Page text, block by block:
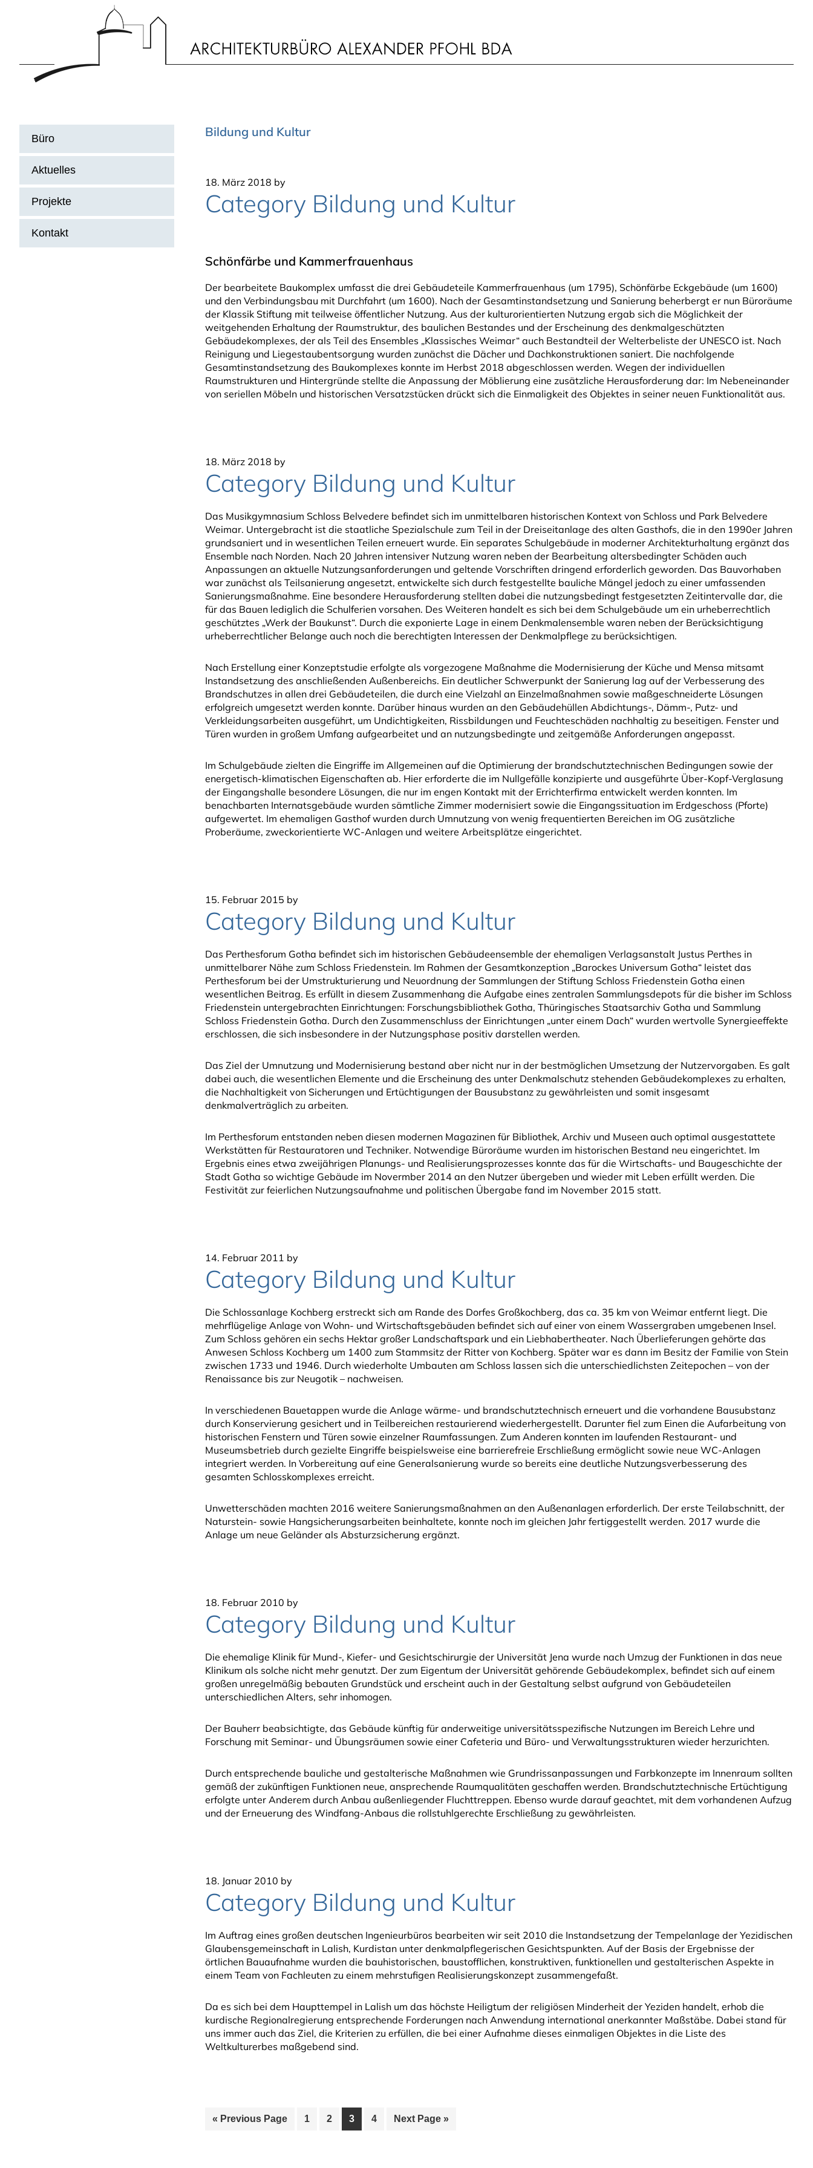
Bildung und Kultur
18. März 2018 by
Category Bildung und Kultur
Schönfärbe und Kammerfrauenhaus
Der bearbeitete Baukomplex umfasst die drei Gebäudeteile Kammerfrauenhaus (um 1795), Schönfärbe Eckgebäude (um 1600)
und den Verbindungsbau mit Durchfahrt (um 1600). Nach der Gesamtinstandsetzung und Sanierung beherbergt er nun Büroräume
der Klassik Stiftung mit teilweise öffentlicher Nutzung. Aus der kulturorientierten Nutzung ergab sich die Möglichkeit der
weitgehenden Erhaltung der Raumstruktur, des baulichen Bestandes und der Erscheinung des denkmalgeschützten
Gebäudekomplexes, der als Teil des Ensembles „Klassisches Weimar“ auch Bestandteil der Welterbeliste der UNESCO ist. Nach
Reinigung und Liegestaubentsorgung wurden zunächst die Dächer und Dachkonstruktionen saniert. Die nachfolgende
Gesamtinstandsetzung des Baukomplexes konnte im Herbst 2018 abgeschlossen werden. Wegen der individuellen
Raumstrukturen und Hintergründe stellte die Anpassung der Möblierung eine zusätzliche Herausforderung dar: Im Nebeneinander
von seriellen Möbeln und historischen Versatzstücken drückt sich die Einmaligkeit des Objektes in seiner neuen Funktionalität aus.
18. März 2018 by
Category Bildung und Kultur
Das Musikgymnasium Schloss Belvedere befindet sich im unmittelbaren historischen Kontext von Schloss und Park Belvedere
Weimar. Untergebracht ist die staatliche Spezialschule zum Teil in der Dreiseitanlage des alten Gasthofs, die in den 1990er Jahren
grundsaniert und in wesentlichen Teilen erneuert wurde. Ein separates Schulgebäude in moderner Architekturhaltung ergänzt das
Ensemble nach Norden. Nach 20 Jahren intensiver Nutzung waren neben der Bearbeitung altersbedingter Schäden auch
Anpassungen an aktuelle Nutzungsanforderungen und geltende Vorschriften dringend erforderlich geworden. Das Bauvorhaben
war zunächst als Teilsanierung angesetzt, entwickelte sich durch festgestellte bauliche Mängel jedoch zu einer umfassenden
Sanierungsmaßnahme. Eine besondere Herausforderung stellten dabei die nutzungsbedingt festgesetzten Zeitintervalle dar, die
für das Bauen lediglich die Schulferien vorsahen. Des Weiteren handelt es sich bei dem Schulgebäude um ein urheberrechtlich
geschütztes „Werk der Baukunst“. Durch die exponierte Lage in einem Denkmalensemble waren neben der Berücksichtigung
urheberrechtlicher Belange auch noch die berechtigten Interessen der Denkmalpflege zu berücksichtigen.
Nach Erstellung einer Konzeptstudie erfolgte als vorgezogene Maßnahme die Modernisierung der Küche und Mensa mitsamt
Instandsetzung des anschließenden Außenbereichs. Ein deutlicher Schwerpunkt der Sanierung lag auf der Verbesserung des
Brandschutzes in allen drei Gebäudeteilen, die durch eine Vielzahl an Einzelmaßnahmen sowie maßgeschneiderte Lösungen
erfolgreich umgesetzt werden konnte. Darüber hinaus wurden an den Gebäudehüllen Abdichtungs-, Dämm-, Putz- und
Verkleidungsarbeiten ausgeführt, um Undichtigkeiten, Rissbildungen und Feuchteschäden nachhaltig zu beseitigen. Fenster und
Türen wurden in großem Umfang aufgearbeitet und an nutzungsbedingte und zeitgemäße Anforderungen angepasst.
Im Schulgebäude zielten die Eingriffe im Allgemeinen auf die Optimierung der brandschutztechnischen Bedingungen sowie der
energetisch-klimatischen Eigenschaften ab. Hier erforderte die im Nullgefälle konzipierte und ausgeführte Über-Kopf-Verglasung
der Eingangshalle besondere Lösungen, die nur im engen Kontakt mit der Errichterfirma entwickelt werden konnten. Im
benachbarten Internatsgebäude wurden sämtliche Zimmer modernisiert sowie die Eingangssituation im Erdgeschoss (Pforte)
aufgewertet. Im ehemaligen Gasthof wurden durch Umnutzung von wenig frequentierten Bereichen im OG zusätzliche
Proberäume, zweckorientierte WC-Anlagen und weitere Arbeitsplätze eingerichtet.
15. Februar 2015 by
Category Bildung und Kultur
Das Perthesforum Gotha befindet sich im historischen Gebäudeensemble der ehemaligen Verlagsanstalt Justus Perthes in
unmittelbarer Nähe zum Schloss Friedenstein. Im Rahmen der Gesamtkonzeption „Barockes Universum Gotha“ leistet das
Perthesforum bei der Umstrukturierung und Neuordnung der Sammlungen der Stiftung Schloss Friedenstein Gotha einen
wesentlichen Beitrag. Es erfüllt in diesem Zusammenhang die Aufgabe eines zentralen Sammlungsdepots für die bisher im Schloss
Friedenstein untergebrachten Einrichtungen: Forschungsbibliothek Gotha, Thüringisches Staatsarchiv Gotha und Sammlung
Schloss Friedenstein Gotha. Durch den Zusammenschluss der Einrichtungen „unter einem Dach“ wurden wertvolle Synergieeffekte
erschlossen, die sich insbesondere in der Nutzungsphase positiv darstellen werden.
Das Ziel der Umnutzung und Modernisierung bestand aber nicht nur in der bestmöglichen Umsetzung der Nutzervorgaben. Es galt
dabei auch, die wesentlichen Elemente und die Erscheinung des unter Denkmalschutz stehenden Gebäudekomplexes zu erhalten,
die Nachhaltigkeit von Sicherungen und Ertüchtigungen der Bausubstanz zu gewährleisten und somit insgesamt
denkmalverträglich zu arbeiten.
Im Perthesforum entstanden neben diesen modernen Magazinen für Bibliothek, Archiv und Museen auch optimal ausgestattete
Werkstätten für Restauratoren und Techniker. Notwendige Büroräume wurden im historischen Bestand neu eingerichtet. Im
Ergebnis eines etwa zweijährigen Planungs- und Realisierungsprozesses konnte das für die Wirtschafts- und Baugeschichte der
Stadt Gotha so wichtige Gebäude im Novermber 2014 an den Nutzer übergeben und wieder mit Leben erfüllt werden. Die
Festivität zur feierlichen Nutzungsaufnahme und politischen Übergabe fand im November 2015 statt.
14. Februar 2011 by
Category Bildung und Kultur
Die Schlossanlage Kochberg erstreckt sich am Rande des Dorfes Großkochberg, das ca. 35 km von Weimar entfernt liegt. Die
mehrflügelige Anlage von Wohn- und Wirtschaftsgebäuden befindet sich auf einer von einem Wassergraben umgebenen Insel.
Zum Schloss gehören ein sechs Hektar großer Landschaftspark und ein Liebhabertheater. Nach Überlieferungen gehörte das
Anwesen Schloss Kochberg um 1400 zum Stammsitz der Ritter von Kochberg. Später war es dann im Besitz der Familie von Stein
zwischen 1733 und 1946. Durch wiederholte Umbauten am Schloss lassen sich die unterschiedlichsten Zeitepochen – von der
Renaissance bis zur Neugotik – nachweisen.
In verschiedenen Bauetappen wurde die Anlage wärme- und brandschutztechnisch erneuert und die vorhandene Bausubstanz
durch Konservierung gesichert und in Teilbereichen restaurierend wiederhergestellt. Darunter fiel zum Einen die Aufarbeitung von
historischen Fenstern und Türen sowie einzelner Raumfassungen. Zum Anderen konnten im laufenden Restaurant- und
Museumsbetrieb durch gezielte Eingriffe beispielsweise eine barrierefreie Erschließung ermöglicht sowie neue WC-Anlagen
integriert werden. In Vorbereitung auf eine Generalsanierung wurde so bereits eine deutliche Nutzungsverbesserung des
gesamten Schlosskomplexes erreicht.
Unwetterschäden machten 2016 weitere Sanierungsmaßnahmen an den Außenanlagen erforderlich. Der erste Teilabschnitt, der
Naturstein- sowie Hangsicherungsarbeiten beinhaltete, konnte noch im gleichen Jahr fertiggestellt werden. 2017 wurde die
Anlage um neue Geländer als Absturzsicherung ergänzt.
18. Februar 2010 by
Category Bildung und Kultur
Die ehemalige Klinik für Mund-, Kiefer- und Gesichtschirurgie der Universität Jena wurde nach Umzug der Funktionen in das neue
Klinikum als solche nicht mehr genutzt. Der zum Eigentum der Universität gehörende Gebäudekomplex, befindet sich auf einem
großen unregelmäßig bebauten Grundstück und erscheint auch in der Gestaltung selbst aufgrund von Gebäudeteilen
unterschiedlichen Alters, sehr inhomogen.
Der Bauherr beabsichtigte, das Gebäude künftig für anderweitige universitätsspezifische Nutzungen im Bereich Lehre und
Forschung mit Seminar- und Übungsräumen sowie einer Cafeteria und Büro- und Verwaltungsstrukturen wieder herzurichten.
Durch entsprechende bauliche und gestalterische Maßnahmen wie Grundrissanpassungen und Farbkonzepte im Innenraum sollten
gemäß der zukünftigen Funktionen neue, ansprechende Raumqualitäten geschaffen werden. Brandschutztechnische Ertüchtigung
erfolgte unter Anderem durch Anbau außenliegender Fluchttreppen. Ebenso wurde darauf geachtet, mit dem vorhandenen Aufzug
und der Erneuerung des Windfang-Anbaus die rollstuhlgerechte Erschließung zu gewährleisten.
18. Januar 2010 by
Category Bildung und Kultur
Im Auftrag eines großen deutschen Ingenieurbüros bearbeiten wir seit 2010 die Instandsetzung der Tempelanlage der Yezidischen
Glaubensgemeinschaft in Lalish, Kurdistan unter denkmalpflegerischen Gesichtspunkten. Auf der Basis der Ergebnisse der
örtlichen Bauaufnahme wurden die bauhistorischen, baustofflichen, konstruktiven, funktionellen und gestalterischen Aspekte in
einem Team von Fachleuten zu einem mehrstufigen Realisierungskonzept zusammengefaßt.
Da es sich bei dem Haupttempel in Lalish um das höchste Heiligtum der religiösen Minderheit der Yeziden handelt, erhob die
kurdische Regionalregierung entsprechende Forderungen nach Anwendung international anerkannter Maßstäbe. Dabei stand für
uns immer auch das Ziel, die Kriterien zu erfüllen, die bei einer Aufnahme dieses einmaligen Objektes in die Liste des
Weltkulturerbes maßgebend sind.
« Go
Previous Page Seite
1 Seite
2 Seite
3 Seite
4
Go
Next Page »
Haupt-
Sidebar
Büro
Aktuelles
Projekte
Kontakt